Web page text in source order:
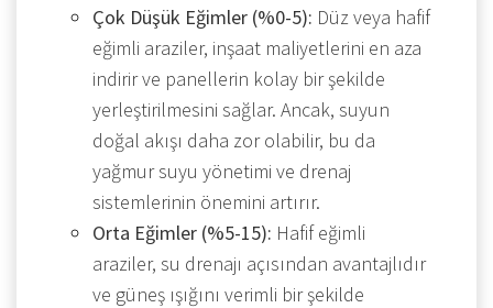
Çok Düşük Eğimler (%0-5): Düz veya hafif
eğimli araziler, inşaat maliyetlerini en aza
indirir ve panellerin kolay bir şekilde
yerleştirilmesini sağlar. Ancak, suyun
doğal akışı daha zor olabilir, bu da
yağmur suyu yönetimi ve drenaj
sistemlerinin önemini artırır.
Orta Eğimler (%5-15): Hafif eğimli
araziler, su drenajı açısından avantajlıdır
ve güneş ışığını verimli bir şekilde